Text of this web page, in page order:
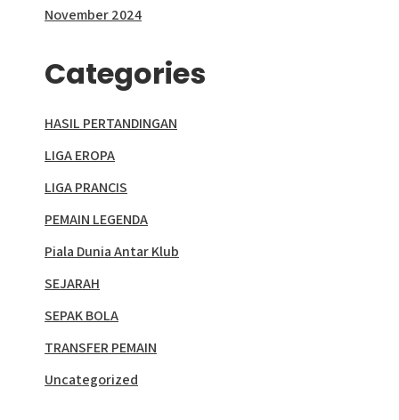
November 2024
Categories
HASIL PERTANDINGAN
LIGA EROPA
LIGA PRANCIS
PEMAIN LEGENDA
Piala Dunia Antar Klub
SEJARAH
SEPAK BOLA
TRANSFER PEMAIN
Uncategorized